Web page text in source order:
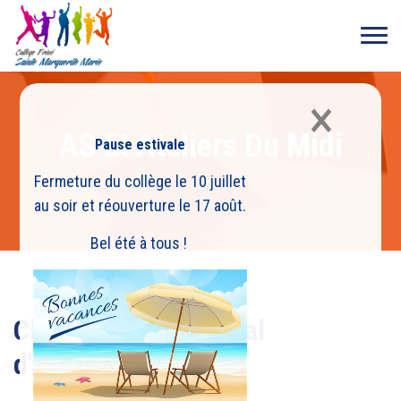
×
Pause estivale
Fermeture du collège le 10 juillet
au soir et réouverture le 17 août.
Bel été à tous !
AS Et Ateliers Du Midi
Accueil >AS Et Ateliers Du Midi
Championnat national
d'athlétisme UGSEL